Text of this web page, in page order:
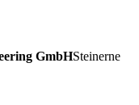
GmbHSteinerne